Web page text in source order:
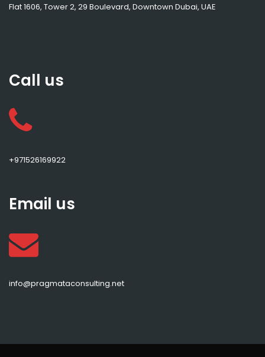
Flat 1606, Tower 2, 29 Boulevard, Downtown Dubai, UAE
Call us
+971526169922
Email us
info@pragmataconsulting.net